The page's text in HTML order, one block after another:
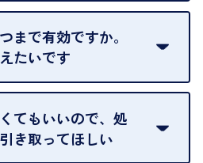
す。
日々変動するため、査定した日
わることはございます。
まで有効ですか。
たいです
効です。
するため、翌日には査定額が変
す。
てもいいので、処
き取ってほしい